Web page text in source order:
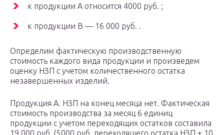
к продукции A относится 4000 руб. ;
к продукции B — 16 000 руб. .
Определим фактическую производственную
стоимость каждого вида продукции и произведем
оценку НЗП с учетом количественного остатка
незавершенных изделий.
Продукция A. НЗП на конец месяца нет. Фактическая
стоимость производства за месяц 6 единиц
продукции с учетом переходящих остатков составила
19 000 руб. (5000 руб. переходящего остатка НЗП + 10